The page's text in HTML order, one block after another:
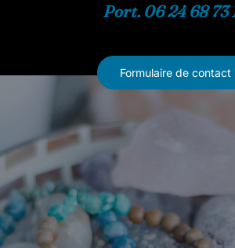
Port. 06 24 68 73
Formulaire de contact